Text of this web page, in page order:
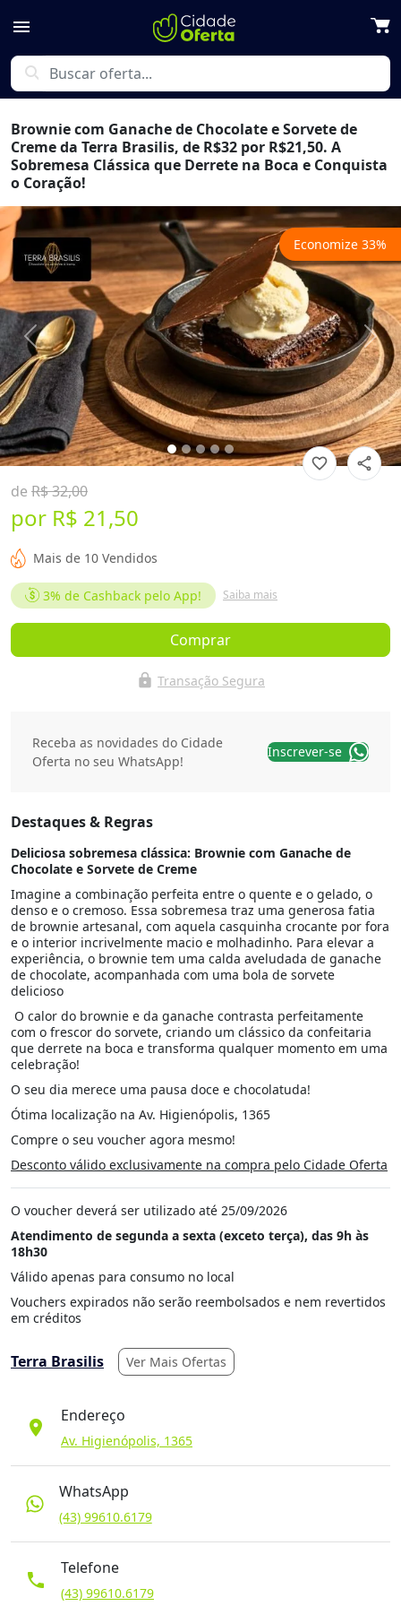
menu
search
Brownie com Ganache de Chocolate e Sorvete de
Creme da Terra Brasilis, de R$32 por R$21,50. A
Sobremesa Clássica que Derrete na Boca e Conquista
o Coração!
favorite_border share
Economize 33%
Previous Next
de R$ 32,00
por R$ 21,50
Mais de 10 Vendidos
3% de Cashback pelo App! Saiba mais
Comprar
lock Transação Segura
Receba as novidades do Cidade
Oferta no seu WhatsApp!
Inscrever-se
Destaques & Regras
Deliciosa sobremesa clássica: Brownie com Ganache de
Chocolate e Sorvete de Creme
Imagine a combinação perfeita entre o quente e o gelado, o
denso e o cremoso. Essa sobremesa traz uma generosa fatia
de brownie artesanal, com aquela casquinha crocante por fora
e o interior incrivelmente macio e molhadinho. Para elevar a
experiência, o brownie tem uma calda aveludada de ganache
de chocolate, acompanhada com uma bola de sorvete
delicioso
O calor do brownie e da ganache contrasta perfeitamente
com o frescor do sorvete, criando um clássico da confeitaria
que derrete na boca e transforma qualquer momento em uma
celebração!
O seu dia merece uma pausa doce e chocolatuda!
Ótima localização na Av. Higienópolis, 1365
Compre o seu voucher agora mesmo!
Desconto válido exclusivamente na compra pelo Cidade Oferta
O voucher deverá ser utilizado até 25/09/2026
Atendimento de segunda a sexta (exceto terça), das 9h às
18h30
Válido apenas para consumo no local
Vouchers expirados não serão reembolsados e nem revertidos
em créditos
Terra Brasilis Ver Mais Ofertas
location_on
Endereço
Av. Higienópolis, 1365
WhatsApp
(43) 99610.6179
phone
Telefone
(43) 99610.6179